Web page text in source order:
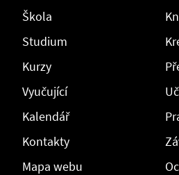
Škola
Studium
Kurzy
Vyučující
Kalendář
Kontakty
Mapa webu